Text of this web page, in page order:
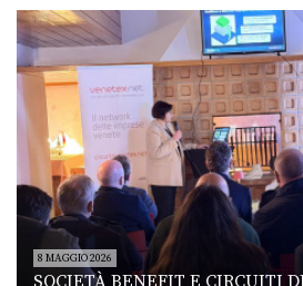
8 MAGGIO 2026
SOCIETÀ BENEFIT E CIRCUITI